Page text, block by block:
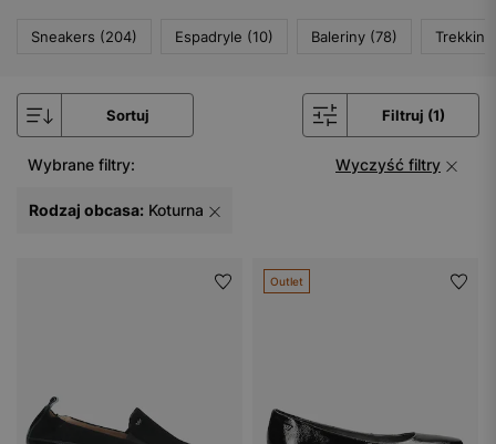
Sneakers (204) Espadryle (10) Baleriny (78)
Sortuj Filtruj (1)
Wybrane filtry: Wyczyść filtry
Rodzaj obcasa: Koturna
Outlet